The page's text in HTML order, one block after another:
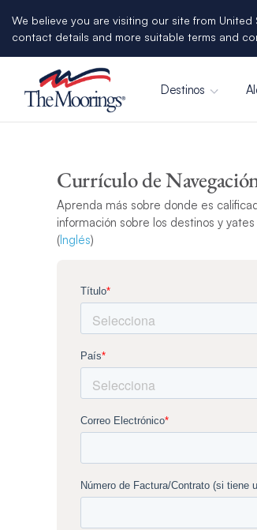
We believe you are visiting our site from
contact details and more suitable terms and
Destinos
Currículo de
Aprenda más sobre donde es
información sobre los destinos y
(Inglés)